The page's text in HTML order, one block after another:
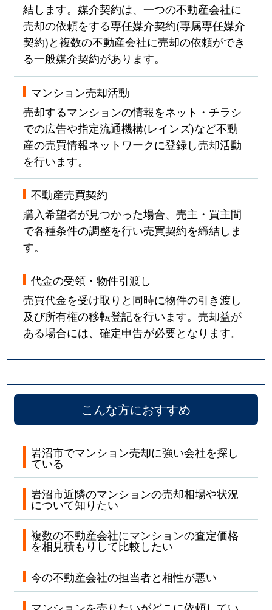
結します。媒介契約は、一つの不動産会社に
売却の依頼をする専任媒介契約(専属専任媒介
契約)と複数の不動産会社に売却の依頼ができ
る一般媒介契約があります。
マンション売却活動
売却するマンションの情報をネット・チラシ
での広告や指定流通機構(レインズ)など不動
産の売買情報ネットワークに登録し売却活動
を行います。
不動産売買契約
購入希望者が見つかった場合、売主・買主間
で各種条件の調整を行い売買契約を締結しま
す。
代金の受領・物件引渡し
売買代金を受け取りと同時に物件の引き渡し
及び所有権の移転登記を行います。売却益が
ある場合には、確定申告が必要となります。
こんな方におすすめ
岩沼市でマンション売却に強い会社を探し
ている
岩沼市近隣のマンションの売却相場や状況
について知りたい
複数の不動産会社にマンションの査定価格
を相見積もりして比較したい
今の不動産会社の担当者と相性が悪い